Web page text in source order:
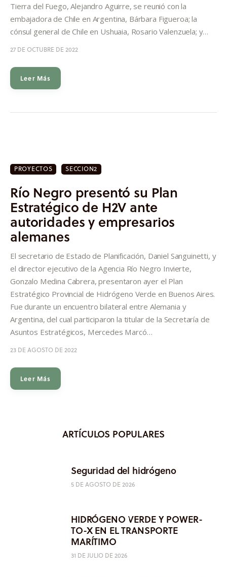
Tierra del Fuego, Alejandro Aguirre, se reunió con la
embajadora de Chile en Argentina, Bárbara Figueroa; la
cónsul general de Chile en Ushuaia, Rosario Valenzuela; y…
27 DE OCTUBRE DE 2022
Leer Más
PROYECTOS SECCION2
Río Negro presentó su Plan
Estratégico de H2V ante
autoridades y empresarios
alemanes
El secretario de Estado de Planificación, Daniel Sanguinetti, y
el director ejecutivo de la Agencia Río Negro Invierte,
Gonzalo Medina Cabrera, presentaron ayer el Plan
Estratégico Provincial de Hidrógeno Verde en Buenos Aires.
Fue durante un encuentro bilateral entre Alemania y
Argentina, del cual participaron la titular de la Secretaría de
Asuntos Estratégicos, Mercedes Marcó…
23 DE AGOSTO DE 2022
Leer Más
ARTÍCULOS POPULARES
Seguridad del hidrógeno
5 DE AGOSTO DE 2026
HIDRÓGENO VERDE Y POWER-
TO-X EN EL TRANSPORTE
MARÍTIMO
31 DE JULIO DE 2026